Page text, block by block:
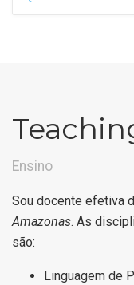
Ensino
Sou docente efetiva
Amazonas. As
são:
Linguagem de